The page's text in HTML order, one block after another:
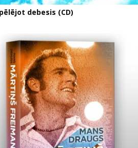
debesis (CD)